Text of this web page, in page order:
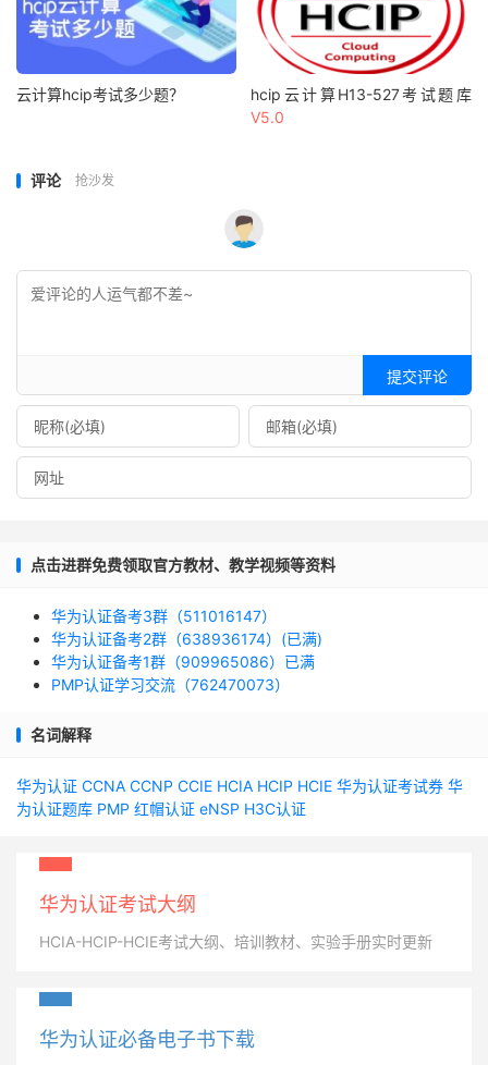
云计算hcip考试多少题？
hcip云计算H13-527考试题库
V5.0
评论 抢沙发
提交评论
点击进群免费领取官方教材、教学视频等资料
华为认证备考3群（511016147）
华为认证备考2群（638936174）(已满)
华为认证备考1群（909965086）已满
PMP认证学习交流（762470073）
名词解释
华为认证 CCNA CCNP CCIE HCIA HCIP HCIE 华为认证考试券 华
为认证题库 PMP 红帽认证 eNSP H3C认证
华为认证考试大纲
HCIA-HCIP-HCIE考试大纲、培训教材、实验手册实时更新
华为认证必备电子书下载